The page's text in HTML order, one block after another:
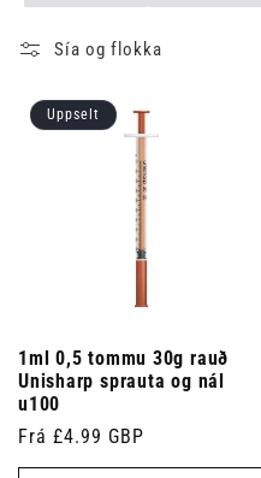
Sía og flokka
Uppselt
1ml 0,5 tommu 30g rauð
Unisharp sprauta og nál
u100
Venjulegt
verð
Frá £4.99 GBP